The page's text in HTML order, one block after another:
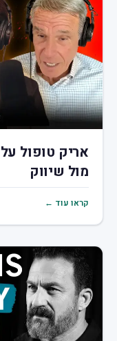
אריק טופול
מול שיווק
קראו עוד ←